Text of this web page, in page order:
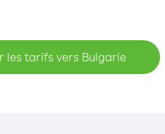
les tarifs vers Bulgarie